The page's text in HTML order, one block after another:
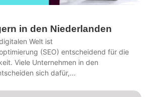
in den Niederlanden
Welt ist
(SEO) entscheidend für die
Viele Unternehmen in den
sich dafür,...